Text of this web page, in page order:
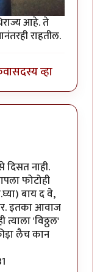
आहे. ते
राहतील.
सदस्य व्हा
नाही.
फोटोही
बाय द वे,
इतका आवाज
'विठ्ठल'
लैच कान